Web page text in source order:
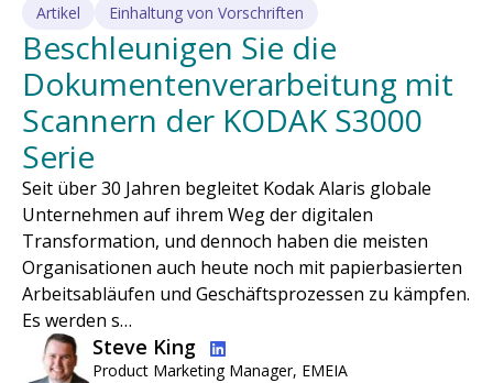
Artikel Einhaltung von Vorschriften
Beschleunigen Sie die
Dokumentenverarbeitung mit
Scannern der KODAK S3000
Serie
Seit über 30 Jahren begleitet Kodak Alaris globale
Unternehmen auf ihrem Weg der digitalen
Transformation, und dennoch haben die meisten
Organisationen auch heute noch mit papierbasierten
Arbeitsabläufen und Geschäftsprozessen zu kämpfen.
Es werden s…
Bild
Steve King
Product Marketing Manager, EMEIA